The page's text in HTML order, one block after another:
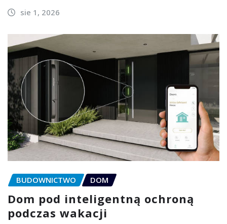
sie 1, 2026
BUDOWNICTWO DOM
Dom pod inteligentną ochroną
podczas wakacji